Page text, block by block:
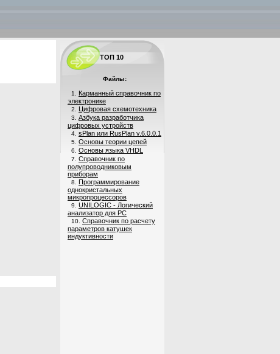
ТОП 10
Файлы:
1. Карманный справочник по
электронике
2. Цифровая схемотехника
3. Азбука разработчика
цифровых устройств
4. sPlan или RusPlan v.6.0.0.1
5. Основы теории цепей
6. Основы языка VHDL
7. Справочник по
полупроводниковым
приборам
8. Программирование
однокристальных
микропроцессоров
9. UNILOGIC - Логический
анализатор для PC
10. Справочник по расчету
параметров катушек
индуктивности